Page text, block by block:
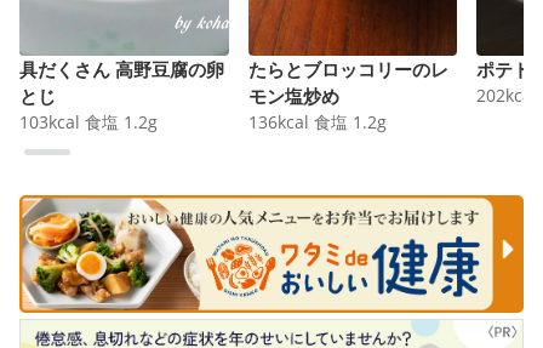
具だくさん 高野豆腐の卵
とじ
103kcal 食塩 1.2g
たらとブロッコリーのレ
モン塩炒め
136kcal 食塩 1.2g
ポテト
202kcal